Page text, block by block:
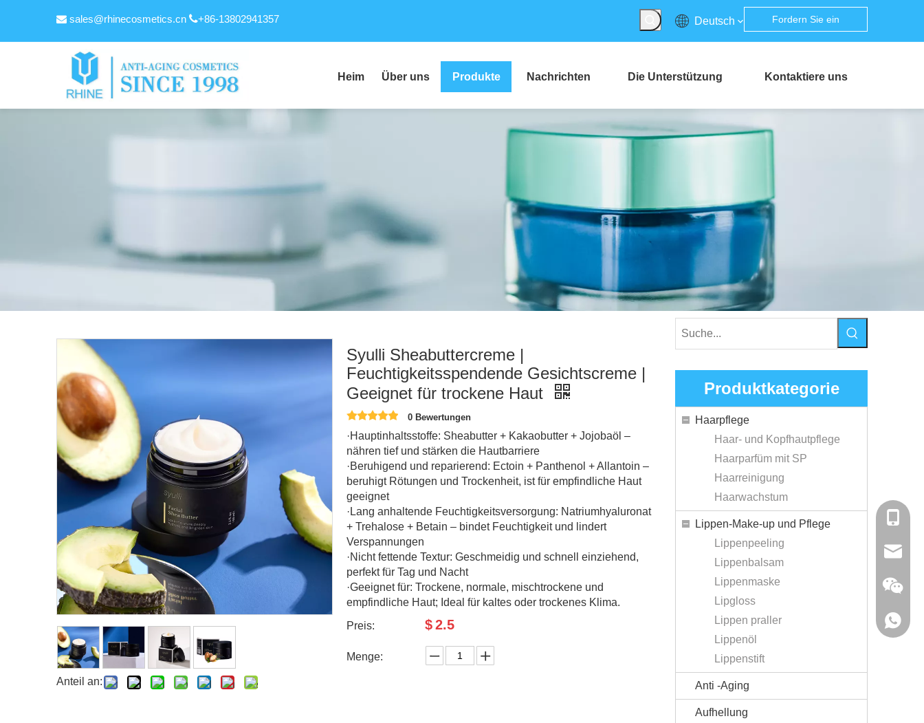
 sales@rhinecosmetics.cn +86-13802941357 Deutsch Fordern Sie ein
Angebot an
Heim Über uns Produkte Nachrichten Die Unterstützung Kontaktiere uns
Anteil an:
Syulli Sheabuttercreme |
Feuchtigkeitsspendende Gesichtscreme |
Geeignet für trockene Haut
0 Bewertungen
·Hauptinhaltsstoffe: Sheabutter + Kakaobutter + Jojobaöl –
nähren tief und stärken die Hautbarriere
·Beruhigend und reparierend: Ectoin + Panthenol + Allantoin –
beruhigt Rötungen und Trockenheit, ist für empfindliche Haut
geeignet
·Lang anhaltende Feuchtigkeitsversorgung: Natriumhyaluronat
+ Trehalose + Betain – bindet Feuchtigkeit und lindert
Verspannungen
·Nicht fettende Textur: Geschmeidig und schnell einziehend,
perfekt für Tag und Nacht
·Geeignet für: Trockene, normale, mischtrockene und
empfindliche Haut; Ideal für kaltes oder trockenes Klima.
Preis:
$2.5
Menge:
Produktkategorie
Haarpflege
Haar- und Kopfhautpflege
Haarparfüm mit SP
Haarreinigung
Haarwachstum
Lippen-Make-up und Pflege
Lippenpeeling
Lippenbalsam
Lippenmaske
Lipgloss
Lippen praller
Lippenöl
Lippenstift
Anti -Aging
Aufhellung
+86-
+86-